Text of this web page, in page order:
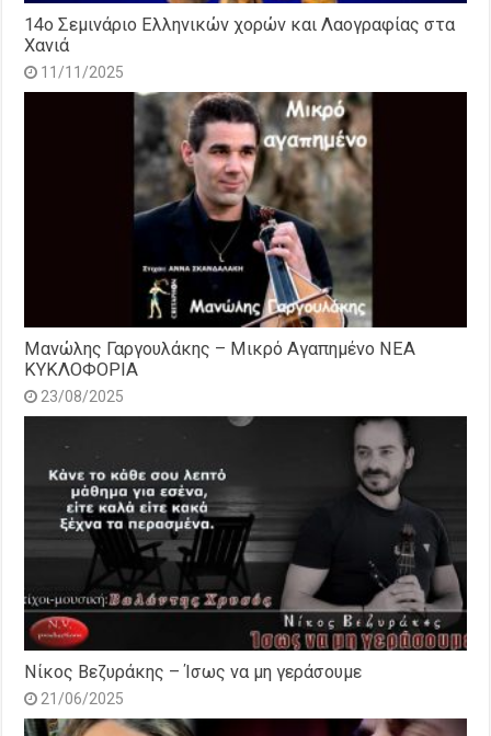
14o Σεμινάριο Ελληνικών χορών και Λαογραφίας στα
Χανιά
11/11/2025
Μανώλης Γαργουλάκης – Μικρό Αγαπημένο NEΑ
ΚΥΚΛΟΦΟΡΙΑ
23/08/2025
Νίκος Βεζυράκης – Ίσως να μη γεράσουμε
21/06/2025